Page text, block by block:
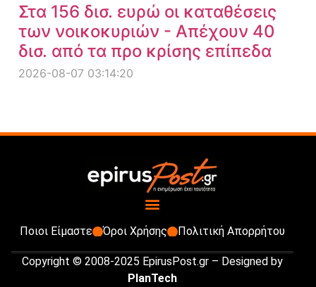
Στα 156 δισ. ευρώ οι καταθέσεις
των νοικοκυριών - Απέχουν 40
δισ. από τα προ κρίσης επίπεδα
2026-08-07 03:14:20
Ποιοι Είμαστε Όροι Χρήσης Πολιτική Απορρήτου
Copyright © 2008-2025 EpirusPost.gr – Designed by
PlanTech